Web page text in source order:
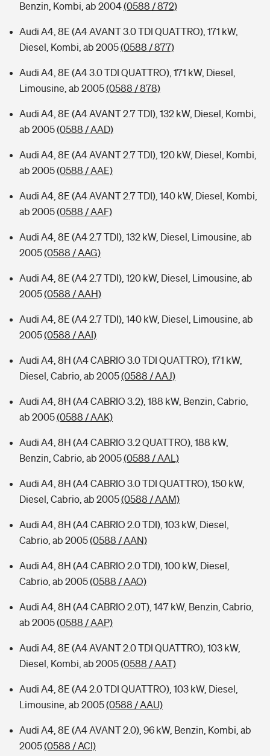
Benzin, Kombi, ab 2004(0588 / 872)
Audi A4, 8E (A4 AVANT 3.0 TDI QUATTRO), 171 kW,
Diesel, Kombi, ab 2005(0588 / 877)
Audi A4, 8E (A4 3.0 TDI QUATTRO), 171 kW, Diesel,
Limousine, ab 2005(0588 / 878)
Audi A4, 8E (A4 AVANT 2.7 TDI), 132 kW, Diesel, Kombi,
ab 2005(0588 / AAD)
Audi A4, 8E (A4 AVANT 2.7 TDI), 120 kW, Diesel, Kombi,
ab 2005(0588 / AAE)
Audi A4, 8E (A4 AVANT 2.7 TDI), 140 kW, Diesel, Kombi,
ab 2005(0588 / AAF)
Audi A4, 8E (A4 2.7 TDI), 132 kW, Diesel, Limousine, ab
2005(0588 / AAG)
Audi A4, 8E (A4 2.7 TDI), 120 kW, Diesel, Limousine, ab
2005(0588 / AAH)
Audi A4, 8E (A4 2.7 TDI), 140 kW, Diesel, Limousine, ab
2005(0588 / AAI)
Audi A4, 8H (A4 CABRIO 3.0 TDI QUATTRO), 171 kW,
Diesel, Cabrio, ab 2005(0588 / AAJ)
Audi A4, 8H (A4 CABRIO 3.2), 188 kW, Benzin, Cabrio,
ab 2005(0588 / AAK)
Audi A4, 8H (A4 CABRIO 3.2 QUATTRO), 188 kW,
Benzin, Cabrio, ab 2005(0588 / AAL)
Audi A4, 8H (A4 CABRIO 3.0 TDI QUATTRO), 150 kW,
Diesel, Cabrio, ab 2005(0588 / AAM)
Audi A4, 8H (A4 CABRIO 2.0 TDI), 103 kW, Diesel,
Cabrio, ab 2005(0588 / AAN)
Audi A4, 8H (A4 CABRIO 2.0 TDI), 100 kW, Diesel,
Cabrio, ab 2005(0588 / AAO)
Audi A4, 8H (A4 CABRIO 2.0T), 147 kW, Benzin, Cabrio,
ab 2005(0588 / AAP)
Audi A4, 8E (A4 AVANT 2.0 TDI QUATTRO), 103 kW,
Diesel, Kombi, ab 2005(0588 / AAT)
Audi A4, 8E (A4 2.0 TDI QUATTRO), 103 kW, Diesel,
Limousine, ab 2005(0588 / AAU)
Audi A4, 8E (A4 AVANT 2.0), 96 kW, Benzin, Kombi, ab
2005(0588 / ACI)